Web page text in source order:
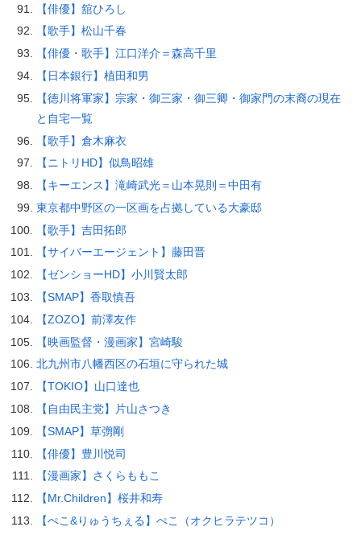
【俳優】舘ひろし
【歌手】松山千春
【俳優・歌手】江口洋介＝森高千里
【日本銀行】植田和男
【徳川将軍家】宗家・御三家・御三卿・御家門の末裔の現在
と自宅一覧
【歌手】倉木麻衣
【ニトリHD】似鳥昭雄
【キーエンス】滝崎武光＝山本晃則＝中田有
東京都中野区の一区画を占拠している大豪邸
【歌手】吉田拓郎
【サイバーエージェント】藤田晋
【ゼンショーHD】小川賢太郎
【SMAP】香取慎吾
【ZOZO】前澤友作
【映画監督・漫画家】宮崎駿
北九州市八幡西区の石垣に守られた城
【TOKIO】山口達也
【自由民主党】片山さつき
【SMAP】草彅剛
【俳優】豊川悦司
【漫画家】さくらももこ
【Mr.Children】桜井和寿
【ぺこ&りゅうちぇる】ぺこ（オクヒラテツコ）